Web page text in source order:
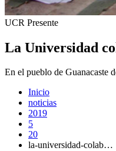
UCR Presente
La Universidad
En el pueblo de Guanacaste
Inicio
noticias
2019
5
20
la-universidad-colab…